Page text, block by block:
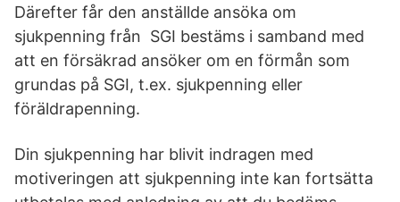
Därefter får den anställde ansöka om
sjukpenning från SGI bestäms i samband med
att en försäkrad ansöker om en förmån som
grundas på SGI, t.ex. sjukpenning eller
föräldrapenning.
Din sjukpenning har blivit indragen med
motiveringen att sjukpenning inte kan fortsätta